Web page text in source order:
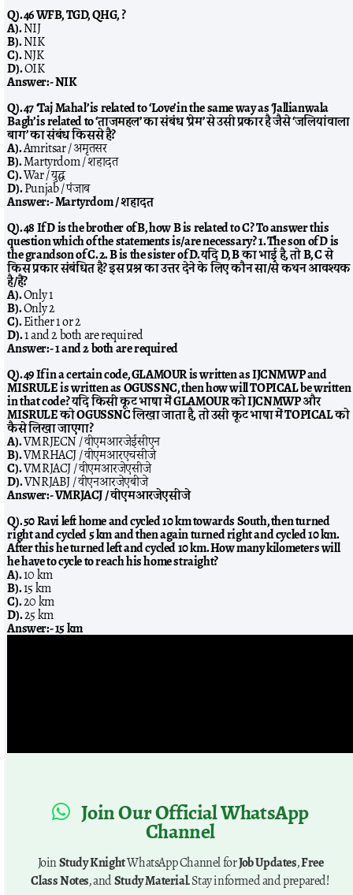
Q). 46 WFB, TGD, QHG, ?
A).NIJ
B).NIK
C).NJK
D).OIK
Answer:-NIK
Q). 47 ‘Taj Mahal’ is related to ‘Love’ in the same way as ‘Jallianwala
Bagh’ is related to ‘ताजमहल’ का संबंध ‘प्रेम’ से उसी प्रकार है जैसे ‘जलियांवाला
बाग’ का संबंध किससे है?
A).Amritsar / अमृतसर
B).Martyrdom / शहादत
C).War / युद्ध
D).Punjab / पंजाब
Answer:-Martyrdom / शहादत
Q). 48 If D is the brother of B, how B is related to C? To answer this
question which of the statements is/are necessary? 1. The son of D is
the grandson of C. 2. B is the sister of D. यदि D, B का भाई है, तो B, C से
किस प्रकार संबंधित है? इस प्रश्न का उत्तर देने के लिए कौन सा/से कथन आवश्यक
है/हैं?
A).Only 1
B).Only 2
C).Either 1 or 2
D).1 and 2 both are required
Answer:-1 and 2 both are required
Q). 49 If in a certain code, GLAMOUR is written as IJCNMWP and
MISRULE is written as OGUSSNC, then how will TOPICAL be written
in that code? यदि किसी कूट भाषा में GLAMOUR को IJCNMWP और
MISRULE को OGUSSNC लिखा जाता है, तो उसी कूट भाषा में TOPICAL को
कैसे लिखा जाएगा?
A).VMRJECN / वीएमआरजेईसीएन
B).VMRHACJ / वीएमआरएचसीजे
C).VMRJACJ / वीएमआरजेएसीजे
D).VNRJABJ / वीएनआरजेएबीजे
Answer:-VMRJACJ / वीएमआरजेएसीजे
Q). 50 Ravi left home and cycled 10 km towards South, then turned
right and cycled 5 km and then again turned right and cycled 10 km.
After this he turned left and cycled 10 km. How many kilometers will
he have to cycle to reach his home straight?
A).10 km
B).15 km
C).20 km
D).25 km
Answer:-15 km
Join Our Official WhatsApp
Channel
JoinStudy KnightWhatsApp Channel forJob Updates,Free
Class Notes, andStudy Material. Stay informed and prepared!